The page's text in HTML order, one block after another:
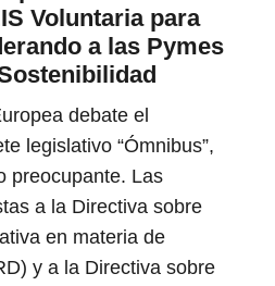
Voluntaria para
a las Pymes
debate el
legislativo “Ómnibus”,
preocupante. Las
a la Directiva sobre
en materia de
y a la Directiva sobre